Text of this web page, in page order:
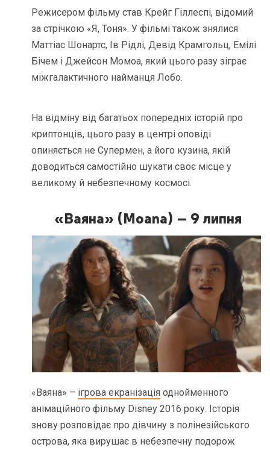
Режисером фільму став Крейг Гіллеспі, відомий
за стрічкою «Я, Тоня». У фільмі також знялися
Маттіас Шонартс, Ів Рідлі, Девід Крамгольц, Емілі
Бічем і Джейсон Момоа, який цього разу зіграє
міжгалактичного найманця Лобо.
На відміну від багатьох попередніх історій про
криптонців, цього разу в центрі оповіді
опиняється не Супермен, а його кузина, якій
доводиться самостійно шукати своє місце у
великому й небезпечному космосі.
«Ваяна» (Moana) – 9 липня
«Ваяна» – ігрова екранізація однойменного
анімаційного фільму Disney 2016 року. Історія
знову розповідає про дівчину з полінезійського
острова, яка вирушає в небезпечну подорож